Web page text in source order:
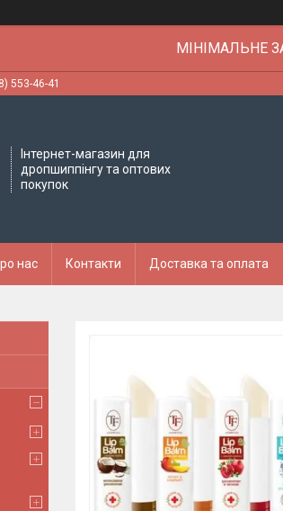
МІНІМАЛЬНЕ
553-46-41
Інтернет-магазин для
дропшиппінгу та оптових
покупок
нас Контакти Доставка та оплата